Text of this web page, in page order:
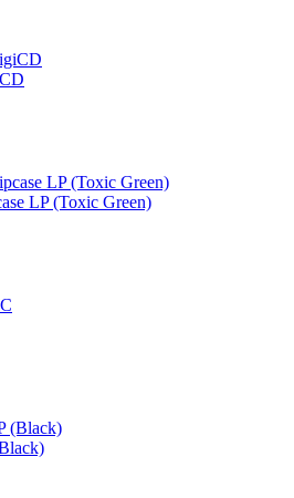
LP (Toxic Green)